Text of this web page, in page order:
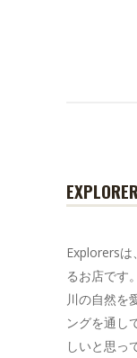
Explorersは
るお店です
川の自然を
ングを通し
しいと思っ